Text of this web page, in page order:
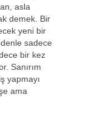
asla
demek. Bir
yeni bir
sadece
bir kez
Sanırım
yapmayı
ama